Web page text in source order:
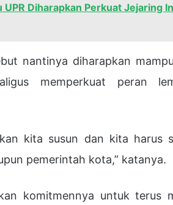
UPR Diharapkan Perkuat Jejaring
nantinya diharapkan
memperkuat peran
kita susun dan kita harus
pemerintah kota,” katanya.
komitmennya untuk terus